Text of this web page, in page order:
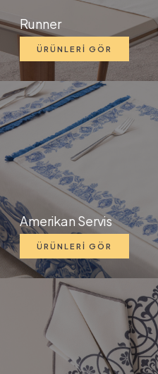
Runner
ÜRÜNLERİ GÖR
Amerikan Servis
ÜRÜNLERİ GÖR